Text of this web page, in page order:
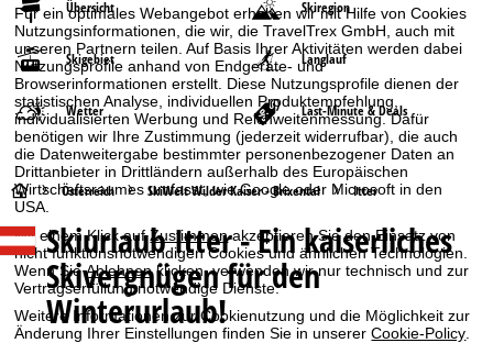
Für ein optimales Webangebot erheben wir mit Hilfe von Cookies
Nutzungsinformationen, die wir, die TravelTrex GmbH, auch mit
unseren Partnern teilen. Auf Basis Ihrer Aktivitäten werden dabei
Nutzungsprofile anhand von Endgeräte- und
Browserinformationen erstellt. Diese Nutzungsprofile dienen der
statistischen Analyse, individuellen Produktempfehlung,
individualisierten Werbung und Reichweitenmessung. Dafür
benötigen wir Ihre Zustimmung (jederzeit widerrufbar), die auch
die Datenweitergabe bestimmter personenbezogener Daten an
Drittanbieter in Drittländern außerhalb des Europäischen
Wirtschaftsraumes umfasst, wie Google oder Microsoft in den
USA.
Mit einem Klick aufZustimmenakzeptieren Sie den Einsatz von
nicht funktionsnotwendigen Cookies und ähnlichen Technologien.
Wenn SieAblehnenklicken, verwenden wir nur technisch und zur
Vertragserfüllung notwendige Dienste.
Weitere Informationen zur Cookienutzung und die Möglichkeit zur
Änderung Ihrer Einstellungen finden Sie in unsererCookie-Policy
Übersicht Skiregion
Skigebiet Langlauf
Wetter Last-Minute & Deals
S
t
a
r
Österreich SkiWelt Wilder Kaiser - Brixental Itter
SkiurlaubItter - Ein kaiserliches
Skivergnügen für den
Winterurlaub!